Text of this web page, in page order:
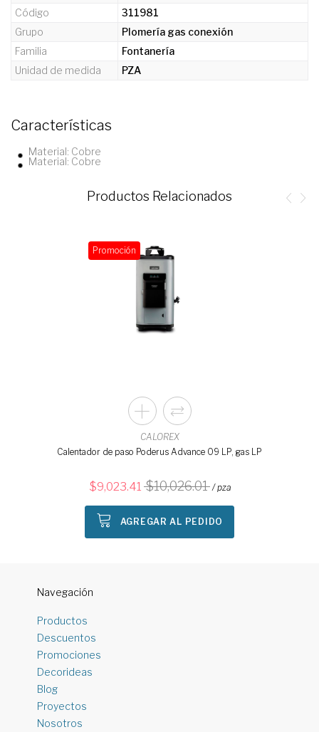
Código
311981
Grupo
Plomería gas conexión
Familia
Fontanería
Unidad de medida
PZA
Características
Material: Cobre
Material: Cobre
Productos Relacionados
Promoción
CALOREX
Calentador de paso Poderus Advance 09 LP, gas LP
9,023.41 10,026.01 / pza
AGREGAR AL PEDIDO
Navegación
Productos
Descuentos
Promociones
Decorideas
Blog
Proyectos
Nosotros